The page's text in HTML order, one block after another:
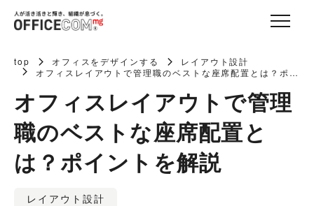
top オフィスをデザインする
レイアウト設計
オフィスレイアウトで管理職のベストな座席配置とは？ポイ
オフィスレイアウトで管理
職のベストな座席配置と
は？ポイントを解説
レイアウト設計